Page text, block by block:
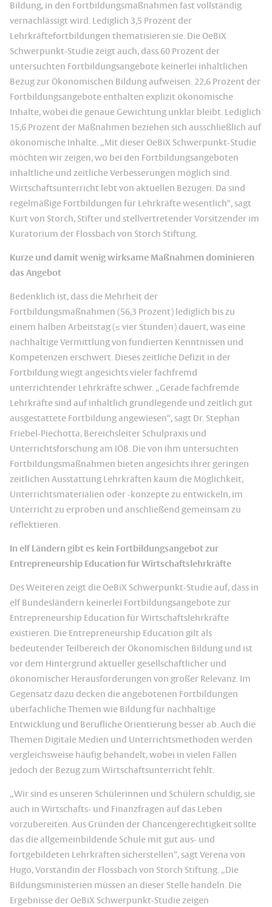
Bildung, in den Fortbildungsmaßnahmen fast vollständig
vernachlässigt wird. Lediglich 3,5 Prozent der
Lehrkräftefortbildungen thematisieren sie. Die OeBiX
Schwerpunkt-Studie zeigt auch, dass 60 Prozent der
untersuchten Fortbildungsangebote keinerlei inhaltlichen
Bezug zur Ökonomischen Bildung aufweisen. 22,6 Prozent der
Fortbildungsangebote enthalten explizit ökonomische
Inhalte, wobei die genaue Gewichtung unklar bleibt. Lediglich
15,6 Prozent der Maßnahmen beziehen sich ausschließlich auf
ökonomische Inhalte. „Mit dieser OeBiX Schwerpunkt-Studie
möchten wir zeigen, wo bei den Fortbildungsangeboten
inhaltliche und zeitliche Verbesserungen möglich sind.
Wirtschaftsunterricht lebt von aktuellen Bezügen. Da sind
regelmäßige Fortbildungen für Lehrkräfte wesentlich“, sagt
Kurt von Storch, Stifter und stellvertretender Vorsitzender im
Kuratorium der Flossbach von Storch Stiftung.
Kurze und damit wenig wirksame Maßnahmen dominieren
das Angebot
Bedenklich ist, dass die Mehrheit der
Fortbildungsmaßnahmen (56,3 Prozent) lediglich bis zu
einem halben Arbeitstag (≤ vier Stunden) dauert, was eine
nachhaltige Vermittlung von fundierten Kenntnissen und
Kompetenzen erschwert. Dieses zeitliche Defizit in der
Fortbildung wiegt angesichts vieler fachfremd
unterrichtender Lehrkräfte schwer. „Gerade fachfremde
Lehrkräfte sind auf inhaltlich grundlegende und zeitlich gut
ausgestattete Fortbildung angewiesen“, sagt Dr. Stephan
Friebel-Piechotta, Bereichsleiter Schulpraxis und
Unterrichtsforschung am IÖB. Die von ihm untersuchten
Fortbildungsmaßnahmen bieten angesichts ihrer geringen
zeitlichen Ausstattung Lehrkräften kaum die Möglichkeit,
Unterrichtsmaterialien oder -konzepte zu entwickeln, im
Unterricht zu erproben und anschließend gemeinsam zu
reflektieren.
In elf Ländern gibt es kein Fortbildungsangebot zur
Entrepreneurship Education für Wirtschaftslehrkräfte
Des Weiteren zeigt die OeBiX Schwerpunkt-Studie auf, dass in
elf Bundesländern keinerlei Fortbildungsangebote zur
Entrepreneurship Education für Wirtschaftslehrkräfte
existieren. Die Entrepreneurship Education gilt als
bedeutender Teilbereich der Ökonomischen Bildung und ist
vor dem Hintergrund aktueller gesellschaftlicher und
ökonomischer Herausforderungen von großer Relevanz. Im
Gegensatz dazu decken die angebotenen Fortbildungen
überfachliche Themen wie Bildung für nachhaltige
Entwicklung und Berufliche Orientierung besser ab. Auch die
Themen Digitale Medien und Unterrichtsmethoden werden
vergleichsweise häufig behandelt, wobei in vielen Fällen
jedoch der Bezug zum Wirtschaftsunterricht fehlt.
„Wir sind es unseren Schülerinnen und Schülern schuldig, sie
auch in Wirtschafts- und Finanzfragen auf das Leben
vorzubereiten. Aus Gründen der Chancengerechtigkeit sollte
das die allgemeinbildende Schule mit gut aus- und
fortgebildeten Lehrkräften sicherstellen“, sagt Verena von
Hugo, Vorständin der Flossbach von Storch Stiftung. „Die
Bildungsministerien müssen an dieser Stelle handeln. Die
Ergebnisse der OeBiX Schwerpunkt-Studie zeigen